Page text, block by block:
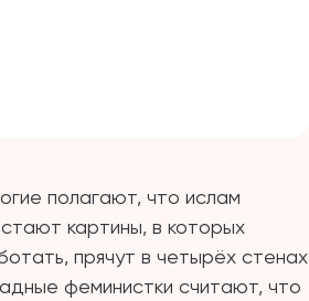
полагают, что ислам
картины, в которых
прячут в четырёх стенах
феминистки считают, что